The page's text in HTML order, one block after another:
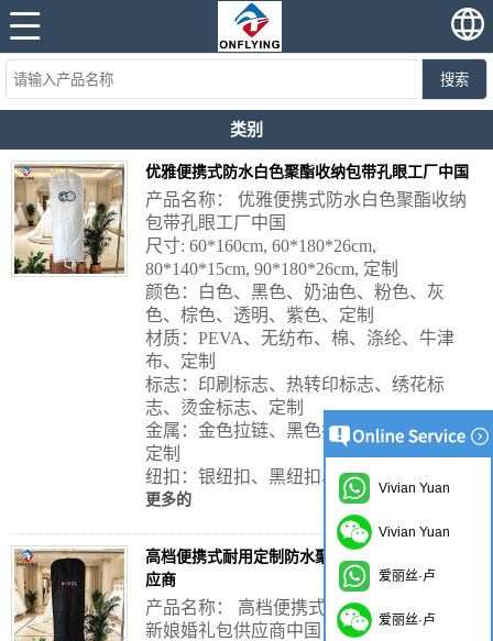
搜索
类别
优雅便携式防水白色聚酯收纳包带孔眼工厂中国
产品名称： 优雅便携式防水白色聚酯收纳
包带孔眼工厂中国
尺寸: 60*160cm, 60*180*26cm,
80*140*15cm, 90*180*26cm, 定制
颜色：白色、黑色、奶油色、粉色、灰
色、棕色、透明、紫色、定制
材质：PEVA、无纺布、棉、涤纶、牛津
布、定制
标志：印刷标志、热转印标志、绣花标
志、烫金标志、定制
金属：金色拉链、黑色拉链、银色拉链、
定制
纽扣：银纽扣、黑纽扣、金纽扣、定制
更多的
高档便携式耐用定制防水聚酯新娘婚礼包中国供
应商
产品名称： 高档便携式耐用定制防水聚酯
新娘婚礼包供应商中国
Vivian Yuan
Vivian Yuan
爱丽丝·卢
爱丽丝·卢